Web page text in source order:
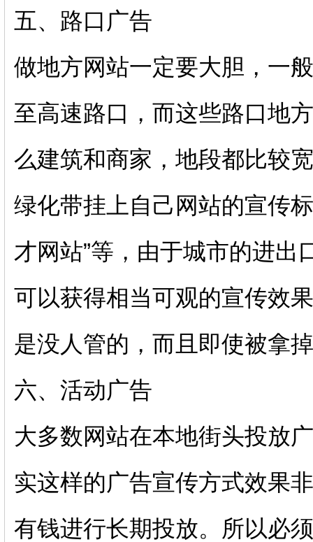
五、路口广告
做地方网站一定要大胆，一
至高速路口，而这些路口地
么建筑和商家，地段都比较
绿化带挂上自己网站的宣传
才网站”等，由于城市的进
可以获得相当可观的宣传效
是没人管的，而且即使被拿
六、活动广告
大多数网站在本地街头投放
实这样的广告宣传方式效果
有钱进行长期投放。所以必